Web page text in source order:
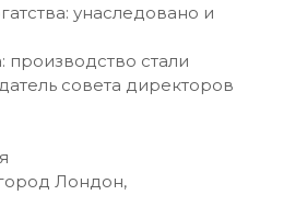
унаследовано и
производство стали
совета директоров
Лондон,